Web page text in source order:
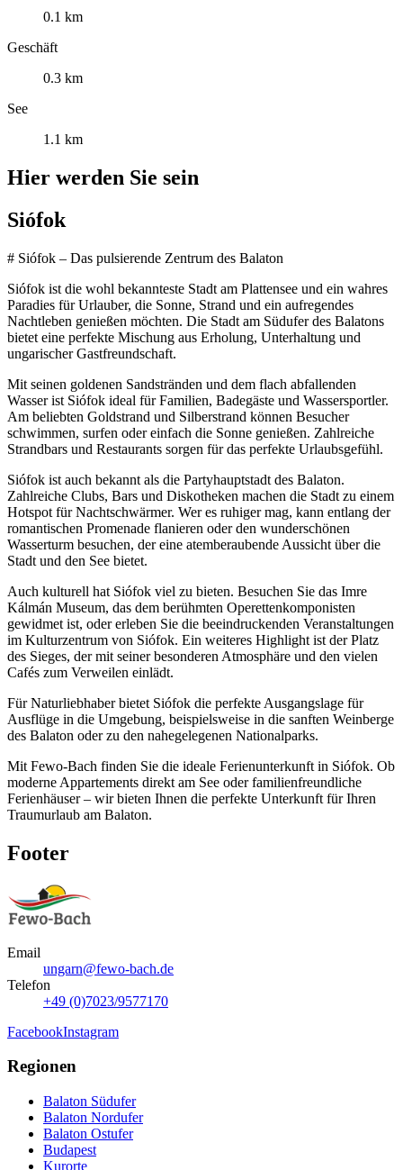
0.1 km
Geschäft
0.3 km
See
1.1 km
Hier werden Sie sein
Siófok
# Siófok – Das pulsierende Zentrum des Balaton
Siófok ist die wohl bekannteste Stadt am Plattensee und ein wahres
Paradies für Urlauber, die Sonne, Strand und ein aufregendes
Nachtleben genießen möchten. Die Stadt am Südufer des Balatons
bietet eine perfekte Mischung aus Erholung, Unterhaltung und
ungarischer Gastfreundschaft.
Mit seinen goldenen Sandstränden und dem flach abfallenden
Wasser ist Siófok ideal für Familien, Badegäste und Wassersportler.
Am beliebten Goldstrand und Silberstrand können Besucher
schwimmen, surfen oder einfach die Sonne genießen. Zahlreiche
Strandbars und Restaurants sorgen für das perfekte Urlaubsgefühl.
Siófok ist auch bekannt als die Partyhauptstadt des Balaton.
Zahlreiche Clubs, Bars und Diskotheken machen die Stadt zu einem
Hotspot für Nachtschwärmer. Wer es ruhiger mag, kann entlang der
romantischen Promenade flanieren oder den wunderschönen
Wasserturm besuchen, der eine atemberaubende Aussicht über die
Stadt und den See bietet.
Auch kulturell hat Siófok viel zu bieten. Besuchen Sie das Imre
Kálmán Museum, das dem berühmten Operettenkomponisten
gewidmet ist, oder erleben Sie die beeindruckenden Veranstaltungen
im Kulturzentrum von Siófok. Ein weiteres Highlight ist der Platz
des Sieges, der mit seiner besonderen Atmosphäre und den vielen
Cafés zum Verweilen einlädt.
Für Naturliebhaber bietet Siófok die perfekte Ausgangslage für
Ausflüge in die Umgebung, beispielsweise in die sanften Weinberge
des Balaton oder zu den nahegelegenen Nationalparks.
Mit Fewo-Bach finden Sie die ideale Ferienunterkunft in Siófok. Ob
moderne Appartements direkt am See oder familienfreundliche
Ferienhäuser – wir bieten Ihnen die perfekte Unterkunft für Ihren
Traumurlaub am Balaton.
Footer
Email
ungarn@fewo-bach.de
Telefon
+49 (0)7023/9577170
FacebookInstagram
Regionen
Balaton Südufer
Balaton Nordufer
Balaton Ostufer
Budapest
Kurorte